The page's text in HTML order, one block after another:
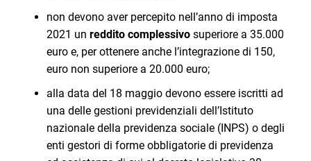
non devono aver percepito nell’anno di imposta
2021 un reddito complessivosuperiore a 35.000
euro e, per ottenere anche l’integrazione di 150,
euro non superiore a 20.000 euro;
alla data del 18 maggio devono essere iscritti ad
una delle gestioni previdenziali dell’Istituto
nazionale della previdenza sociale (INPS) o degli
enti gestori di forme obbligatorie di previdenza